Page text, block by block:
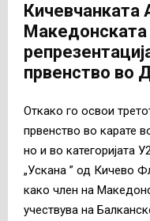
Кичевчанката
Македонската
првенство во
Откако го освои
првенство во карате
но и во категоријата
„Ускана ” од Кичево
како член на
учествува на